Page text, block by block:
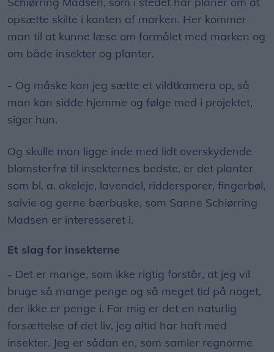
opsætte skilte i kanten af marken. Her kommer
man til at kunne læse om formålet med marken og
om både insekter og planter.
- Og måske kan jeg sætte et vildtkamera op, så
man kan sidde hjemme og følge med i projektet,
siger hun.
Og skulle man ligge inde med lidt overskydende
blomsterfrø til insekternes bedste, er det planter
som bl. a. akeleje, lavendel, riddersporer, fingerbøl,
salvie og gerne bærbuske, som Sanne Schiørring
Madsen er interesseret i.
Et slag for insekterne
- Det er mange, som ikke rigtig forstår, at jeg vil
bruge så mange penge og så meget tid på noget,
der ikke er penge i. For mig er det en naturlig
forsættelse af det liv, jeg altid har haft med
insekter. Jeg er sådan en, som samler regnorme